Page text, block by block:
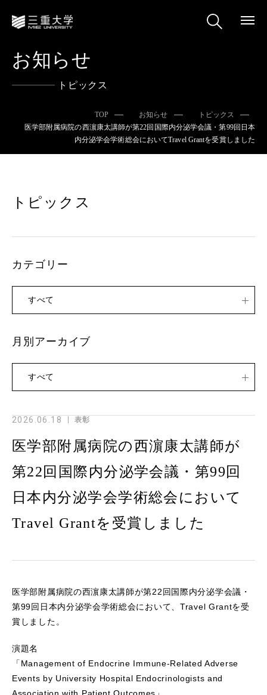
お知らせ
トピックス
TOP お知らせ
トピックス
医学部附属病院の西濵康太講師が第22回国際内分泌学会議・第99回日本
内分泌学会学術総会においてTravel Grantを受賞しました
2026.06.18 表彰
医学部附属病院の西濵康太講師が
第22回国際内分泌学会議・第99回
日本内分泌学会学術総会において
Travel Grantを受賞しました
医学部附属病院の西濵康太講師が第22回国際内分泌学会議・
第99回日本内分泌学会学術総会において、Travel Grantを受
賞しました。
演題名
「Management of Endocrine Immune-Related Adverse
Events by University Hospital Endocrinologists and
トピックス
カテゴリー
すべて
月別アーカイブ
すべて